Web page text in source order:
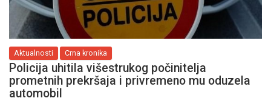
Aktualnosti Crna kronika
Policija uhitila višestrukog počinitelja
prometnih prekršaja i privremeno mu oduzela
automobil